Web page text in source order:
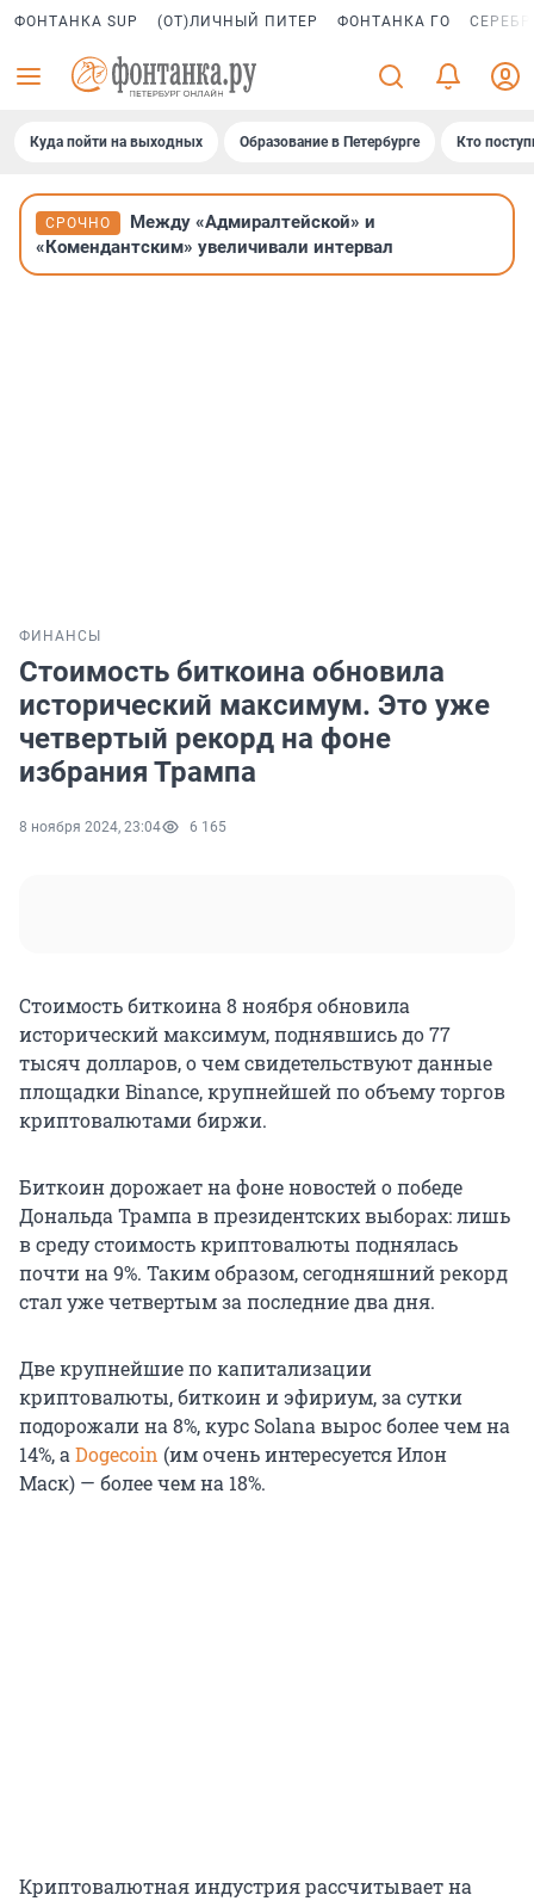
ФОНТАНКА SUP (ОТ)ЛИЧНЫЙ ПИТЕР ФОНТАНКА ГО
Куда пойти на выходных Образование в Петербурге Кто
СРОЧНО
Между «Адмиралтейской» и
«Комендантским» увеличивали интервал
ФИНАНСЫ
Стоимость биткоина обновила
исторический максимум. Это уже
четвертый рекорд на фоне
избрания Трампа
8 ноября 2024, 23:04 6 165
Стоимость биткоина 8 ноября обновила
исторический максимум, поднявшись до 77
тысяч долларов, о чем свидетельствуют данные
площадки Binance, крупнейшей по объему торгов
криптовалютами биржи.
Биткоин дорожает на фоне новостей о победе
Дональда Трампа в президентских выборах: лишь
в среду стоимость криптовалюты поднялась
почти на 9%. Таким образом, сегодняшний рекорд
стал уже четвертым за последние два дня.
Две крупнейшие по капитализации
криптовалюты, биткоин и эфириум, за сутки
подорожали на 8%, курс Solana вырос более чем на
14%, а Dogecoin (им очень интересуется Илон
Маск) — более чем на 18%.
Криптовалютная индустрия рассчитывает на